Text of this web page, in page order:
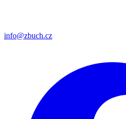
info@zbuch.cz